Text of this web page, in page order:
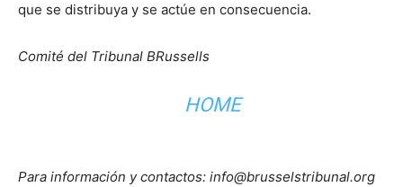
que se distribuya y se actúe en consecuencia.
Comité del Tribunal BRussells
HOME
Para información y contactos: info@brusselstribunal.org